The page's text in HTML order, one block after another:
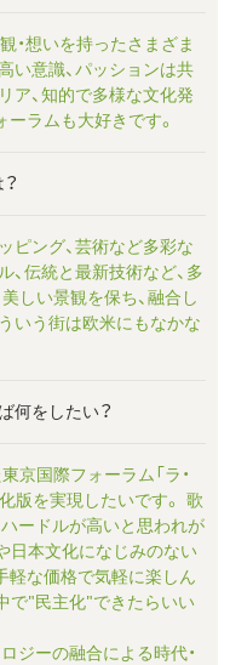
・想いを持ったさまざま
い意識、パッションは共
ア、知的で多様な文化発
ラムも大好きです。
ピング、芸術など多彩な
、伝統と最新技術など、多
しい景観を保ち、融合し
いう街は欧米にもなかな
何をしたい？
京国際フォーラム「ラ・
版を実現したいです。 歌
ードルが高いと思われが
日本文化になじみのない
軽な価格で気軽に楽しん
で"民主化"できたらいい
ジーの融合による時代・